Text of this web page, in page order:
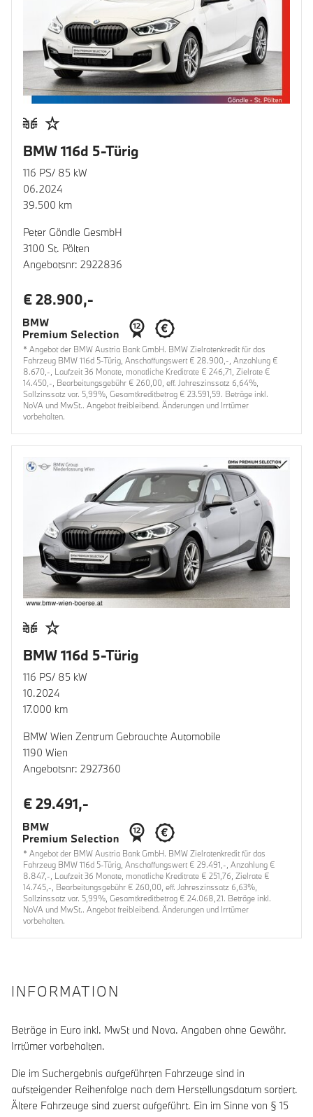
BMW 116d 5-Türig
116 PS/ 85 kW
06.2024
39.500 km
Peter Göndle GesmbH
3100 St. Pölten
Angebotsnr: 2922836
€ 28.900,-
* Angebot der BMW Austria Bank GmbH. BMW Zielratenkredit für das
Fahrzeug BMW 116d 5-Türig, Anschaffungswert € 28.900,-, Anzahlung €
8.670,-, Laufzeit 36 Monate, monatliche Kreditrate € 246,71, Zielrate €
14.450,-, Bearbeitungsgebühr € 260,00, eff. Jahreszinssatz 6,64%,
Sollzinssatz var. 5,99%, Gesamtkreditbetrag € 23.591,59. Beträge inkl.
NoVA und MwSt.. Angebot freibleibend. Änderungen und Irrtümer
vorbehalten.
BMW 116d 5-Türig
116 PS/ 85 kW
10.2024
17.000 km
BMW Wien Zentrum Gebrauchte Automobile
1190 Wien
Angebotsnr: 2927360
€ 29.491,-
* Angebot der BMW Austria Bank GmbH. BMW Zielratenkredit für das
Fahrzeug BMW 116d 5-Türig, Anschaffungswert € 29.491,-, Anzahlung €
8.847,-, Laufzeit 36 Monate, monatliche Kreditrate € 251,76, Zielrate €
14.745,-, Bearbeitungsgebühr € 260,00, eff. Jahreszinssatz 6,63%,
Sollzinssatz var. 5,99%, Gesamtkreditbetrag € 24.068,21. Beträge inkl.
NoVA und MwSt.. Angebot freibleibend. Änderungen und Irrtümer
vorbehalten.
INFORMATION
Beträge in Euro inkl. MwSt und Nova. Angaben ohne Gewähr.
Irrtümer vorbehalten.
Die im Suchergebnis aufgeführten Fahrzeuge sind in
aufsteigender Reihenfolge nach dem Herstellungsdatum sortiert.
Ältere Fahrzeuge sind zuerst aufgeführt. Ein im Sinne von § 15